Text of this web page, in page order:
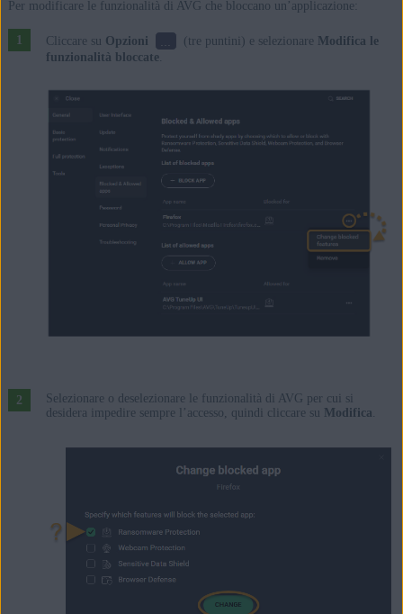
Per modificare le funzionalità di AVG che bloccano un’applicazione:
Cliccare su Opzioni (tre puntini) e selezionare Modifica le
funzionalità bloccate.
Selezionare o deselezionare le funzionalità di AVG per cui si
desidera impedire sempre l’accesso, quindi cliccare su Modifica